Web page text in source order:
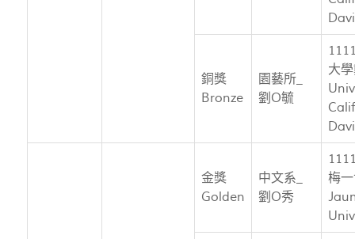
銅獎
Bronze
園藝所_
劉O毓
大
金獎
Golden
中文系_
劉O秀
梅